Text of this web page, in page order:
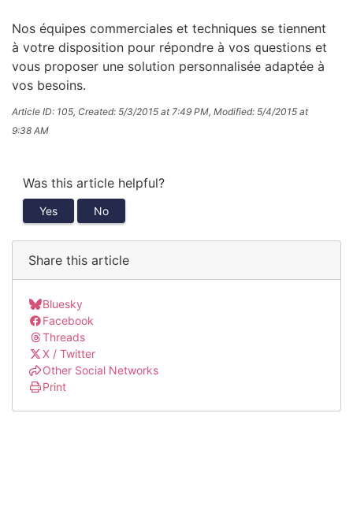
Nos équipes commerciales et techniques se tiennent
à votre disposition pour répondre à vos questions et
vous proposer une solution personnalisée adaptée à
vos besoins.
Article ID: 105, Created: 5/3/2015 at 7:49 PM, Modified: 5/4/2015 at
9:38 AM
Was this article helpful?
Yes No
Share this article
Bluesky
Facebook
Threads
X / Twitter
Other Social Networks
Print